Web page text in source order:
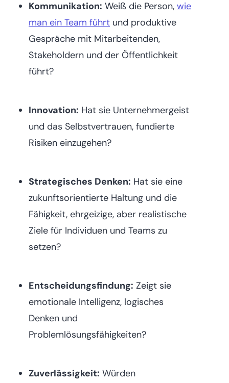
Kommunikation: Weiß die Person, wie
man ein Team führt und produktive
Gespräche mit Mitarbeitenden,
Stakeholdern und der Öffentlichkeit
führt?
Innovation: Hat sie Unternehmergeist
und das Selbstvertrauen, fundierte
Risiken einzugehen?
Strategisches Denken: Hat sie eine
zukunftsorientierte Haltung und die
Fähigkeit, ehrgeizige, aber realistische
Ziele für Individuen und Teams zu
setzen?
Entscheidungsfindung: Zeigt sie
emotionale Intelligenz, logisches
Denken und
Problemlösungsfähigkeiten?
Zuverlässigkeit: Würden